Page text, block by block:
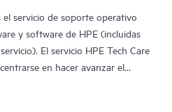
el servicio de soporte operativo
y software de HPE (incluidas
El servicio HPE Tech Care
en hacer avanzar el
dedicarse tan solo a reaccionar